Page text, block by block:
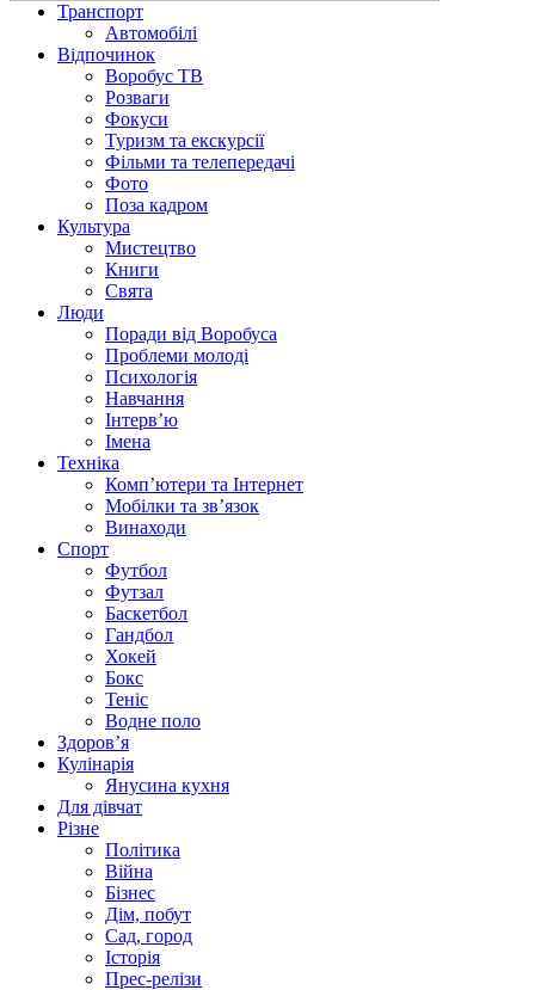
Транспорт
Автомобілі
Відпочинок
Воробус ТВ
Розваги
Фокуси
Туризм та екскурсії
Фільми та телепередачі
Фото
Поза кадром
Культура
Мистецтво
Книги
Свята
Люди
Поради від Воробуса
Проблеми молоді
Психологія
Навчання
Інтерв’ю
Імена
Техніка
Комп’ютери та Інтернет
Мобілки та зв’язок
Винаходи
Спорт
Футбол
Футзал
Баскетбол
Гандбол
Хокей
Бокс
Теніс
Водне поло
Здоров’я
Кулінарія
Янусина кухня
Для дівчат
Різне
Політика
Війна
Бізнес
Дім, побут
Сад, город
Історія
Прес-релізи